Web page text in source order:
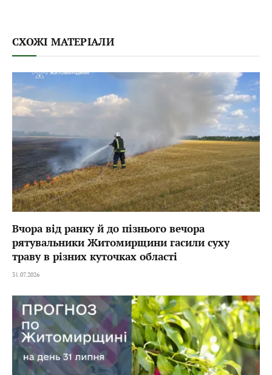
СХОЖІ МАТЕРІАЛИ
Вчора від ранку й до пізнього вечора
рятувальники Житомирщини гасили суху
траву в різних куточках області
31.07.2026